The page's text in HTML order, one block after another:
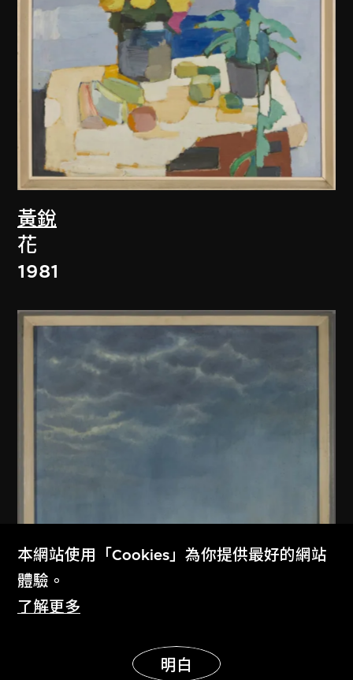
黃銳
花
1981
本網站使用「Cookies」為你提供最好的網站
體驗。
了解更多
明白
展示更多